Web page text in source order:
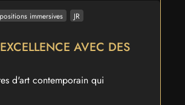
immersives
JR
AVEC DES
d'art contemporain qui